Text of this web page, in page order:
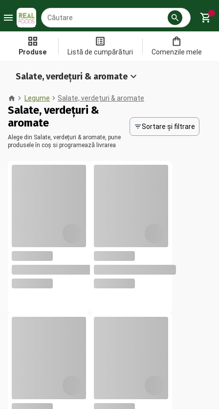
Produse Listă de cumpărături Comenzile mele
Salate, verdețuri & aromate
Legume Salate, verdețuri & aromate
Salate, verdețuri &
aromate
Alege din Salate, verdețuri & aromate, pune
produsele în coș si programează livrarea
Sortare și filtrare